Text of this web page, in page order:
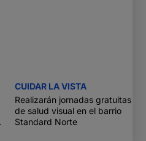
CUIDAR LA VISTA
Realizarán jornadas gratuitas
de salud visual en el barrio
Standard Norte